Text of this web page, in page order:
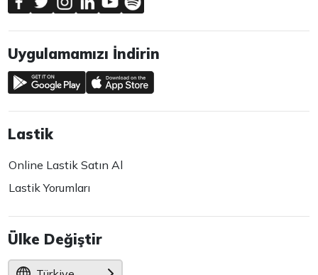
Uygulamamızı İndirin
Lastik
Online Lastik Satın Al
Lastik Yorumları
Ülke Değiştir